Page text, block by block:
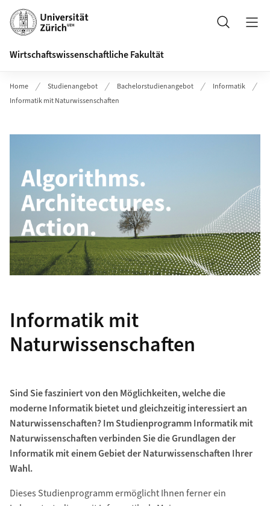
Header
Suche
Wirtschaftswissenschaftliche Fakultät
Home Studienangebot Bachelorstudienangebot
Informatik
Informatik mit Naturwissenschaften
Informatik mit
Naturwissenschaften
Sind Sie fasziniert von den Möglichkeiten, welche die
moderne Informatik bietet und gleichzeitig interessiert an
Naturwissenschaften? Im Studienprogramm Informatik mit
Naturwissenschaften verbinden Sie die Grundlagen der
Informatik mit einem Gebiet der Naturwissenschaften Ihrer
Wahl.
Dieses Studienprogramm ermöglicht Ihnen ferner ein